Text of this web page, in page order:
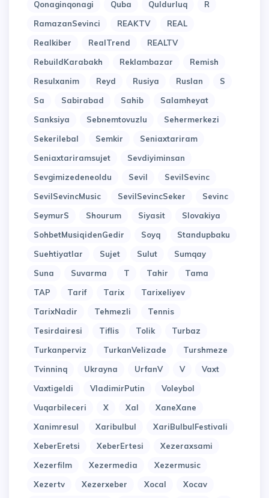
Qonaginqonagi Quba Quldurluq
R
RamazanSevinci
REAKTV
REAL
Realkiber
RealTrend
REALTV
RebuildKarabakh
Reklambazar
Remish
Resulxanim
Reyd Rusiya Ruslan
S
Sa
Sabirabad Sahib
Salamheyat
Sanksiya
Sebnemtovuzlu
Sehermerkezi
Sekerilebal
Semkir
Seniaxtariram
Seniaxtariramsujet
Sevdiyiminsan
Sevgimizedeneoldu
Sevil
SevilSevinc
SevilSevincMusic
SevilSevincSeker
Sevinc
SeymurS
Shourum Siyasit
Slovakiya
SohbetMusiqidenGedir
Soyq
Standupbaku
Suehtiyatlar
Sujet Sulut
Sumqay
Suna
Suvarma T Tahir
Tama
TAP
Tarif Tarix
Tarixeliyev
TarixNadir
Tehmezli
Tennis
Tesirdairesi
Tiflis Tolik
Turbaz
Turkanperviz
TurkanVelizade
Turshmeze
Tvinninq
Ukrayna UrfanV V
Vaxt
Vaxtigeldi
VladimirPutin
Voleybol
Vuqarbileceri
X Xal
XaneXane
Xanimresul
Xaribulbul
XariBulbulFestivali
XeberEretsi
XeberErtesi
Xezeraxsami
Xezerfilm
Xezermedia
Xezermusic
Xezertv
Xezerxeber Xocal
Xocav